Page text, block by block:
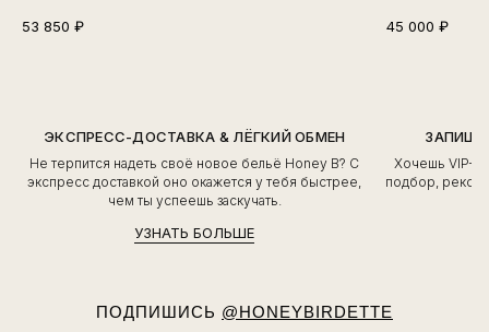
53 850 ₽ 45 000 ₽
ЭКСПРЕСС-ДОСТАВКА & ЛЁГКИЙ ОБМЕН
Не терпится надеть своё новое бельё Honey B? С
экспресс доставкой оно окажется у тебя быстрее,
чем ты успеешь заскучать.
УЗНАТЬ БОЛЬШЕ
Хочешь VIP-
подбор,
ПОДПИШИСЬ @HONEYBIRDETTE